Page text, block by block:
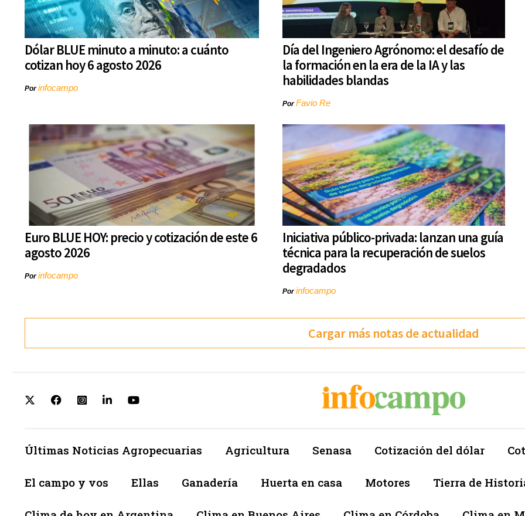
Dólar BLUE minuto a minuto: a cuánto
cotizan hoy 6 agosto 2026
Porinfocampo
Día del Ingeniero Agrónomo: el desafío de
la formación en la era de la IA y las
habilidades blandas
PorFavio Re
Euro BLUE HOY: precio y cotización de este 6
agosto 2026
Porinfocampo
Iniciativa público-privada: lanzan una guía
técnica para la recuperación de suelos
degradados
Porinfocampo
Cargar más notas de actualidad
Últimas Noticias Agropecuarias Agricultura Senasa Cotización del dólar
El campo y vos Ellas Ganadería Huerta en casa Motores Tierra de